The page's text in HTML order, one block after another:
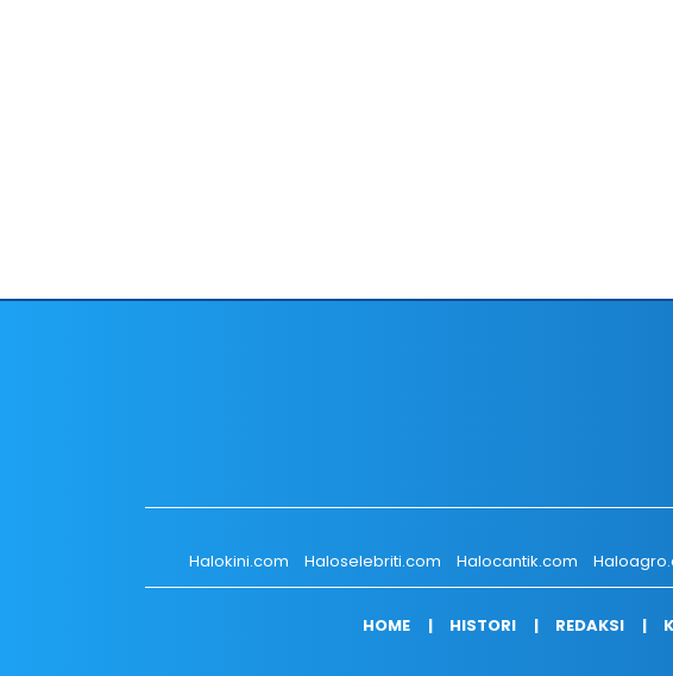
Halokini.com
Haloselebriti.com Halocantik.com
HOME HISTORI REDAKSI